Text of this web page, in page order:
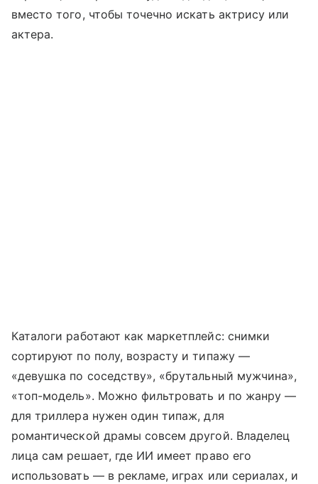
вместо того, чтобы точечно искать актрису или
актера.
Каталоги работают как маркетплейс: снимки
сортируют по полу, возрасту и типажу —
«девушка по соседству», «брутальный мужчина»,
«топ-модель». Можно фильтровать и по жанру —
для триллера нужен один типаж, для
романтической драмы совсем другой. Владелец
лица сам решает, где ИИ имеет право его
использовать — в рекламе, играх или сериалах, и